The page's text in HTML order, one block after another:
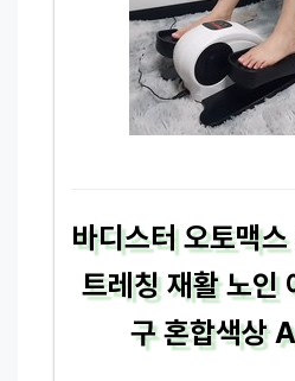
바디스터 오토맥
트레칭 재활 노인
구 혼합색상